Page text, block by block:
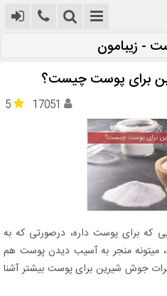
- زیبامون
برای پوست چیست؟
5 17051
که برای پوست داره، درصورتی که به
میتونه منجر به آسیب دیدن پوست هم
جوش شیرین برای پوست بیشتر آشنا